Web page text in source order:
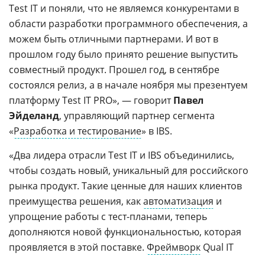
Test IT и поняли, что не являемся конкурентами в
области разработки программного обеспечения, а
можем быть отличными партнерами. И вот в
прошлом году было принято решение выпустить
совместный продукт. Прошел год, в сентябре
состоялся релиз, а в начале ноября мы презентуем
платформу Test IT PRO», — говоритПавел
Эйделанд, управляющий партнер сегмента
«Разработка и тестирование» в IBS.
«Два лидера отрасли Test IT и IBS объединились,
чтобы создать новый, уникальный для российского
рынка продукт. Такие ценные для наших клиентов
преимущества решения, какавтоматизация и
упрощение работы с тест-планами, теперь
дополняются новой функциональностью, которая
проявляется в этой поставке. Фреймворк Qual IT